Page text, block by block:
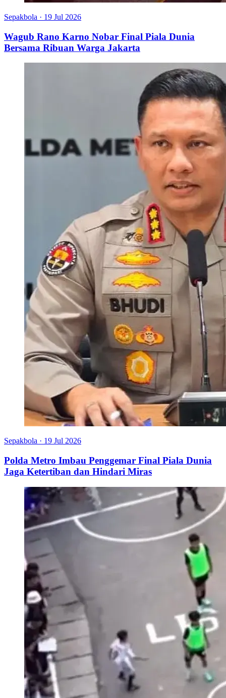
Sepakbola · 19 Jul 2026
Wagub Rano Karno Nobar Final Piala Dunia
Bersama Ribuan Warga Jakarta
Sepakbola · 19 Jul 2026
Polda Metro Imbau Penggemar Final Piala Dunia
Jaga Ketertiban dan Hindari Miras